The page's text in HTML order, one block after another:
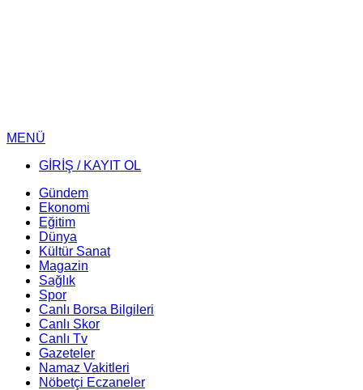
MENÜ
GİRİŞ / KAYIT OL
Gündem
Ekonomi
Eğitim
Dünya
Kültür Sanat
Magazin
Sağlık
Spor
Canlı Borsa Bilgileri
Canlı Skor
Canlı Tv
Gazeteler
Namaz Vakitleri
Nöbetçi Eczaneler